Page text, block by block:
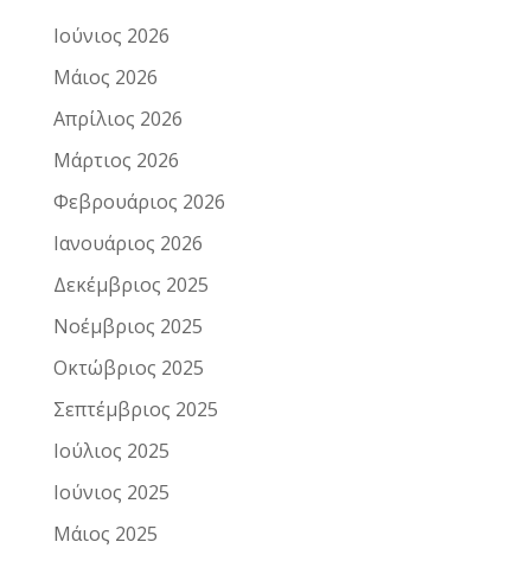
Ιούνιος 2026
Μάιος 2026
Απρίλιος 2026
Μάρτιος 2026
Φεβρουάριος 2026
Ιανουάριος 2026
Δεκέμβριος 2025
Νοέμβριος 2025
Οκτώβριος 2025
Σεπτέμβριος 2025
Ιούλιος 2025
Ιούνιος 2025
Μάιος 2025